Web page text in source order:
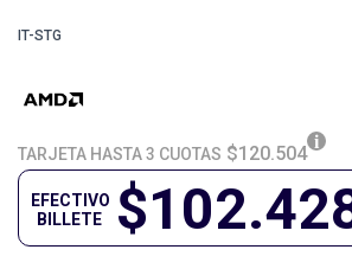
IT-STG
TARJETA HASTA 3 CUOTAS $120.504
EFECTIVO
BILLETE